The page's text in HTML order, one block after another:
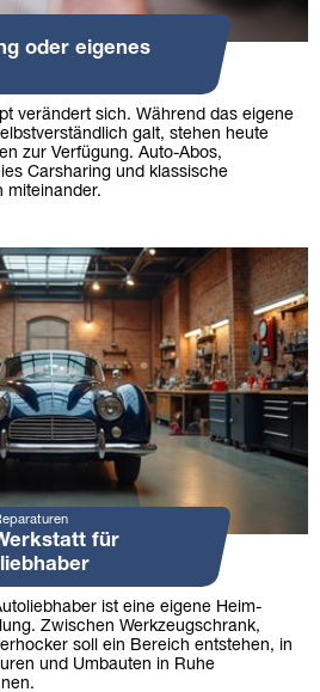
oder eigenes
verändert sich. Während das eigene
galt, stehen heute
zur Verfügung. Auto-Abos,
Carsharing und klassische
miteinander.
für
ist eine eigene Heim-
Zwischen Werkzeugschrank,
soll ein Bereich entstehen, in
und Umbauten in Ruhe